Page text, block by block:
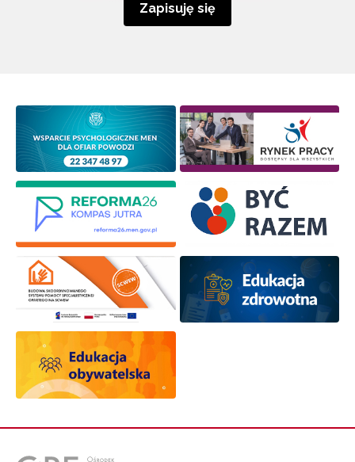
Zapisuję się
Wyrażam zgodę na przetwarzanie moich danych
osobowych przez ORE w celach marketingowych.